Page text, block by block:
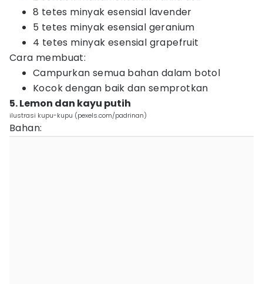
8 tetes minyak esensial lavender
5 tetes minyak esensial geranium
4 tetes minyak esensial grapefruit
Cara membuat:
Campurkan semua bahan dalam botol
Kocok dengan baik dan semprotkan
5. Lemon dan kayu putih
ilustrasi kupu-kupu (pexels.com/padrinan)
Bahan: